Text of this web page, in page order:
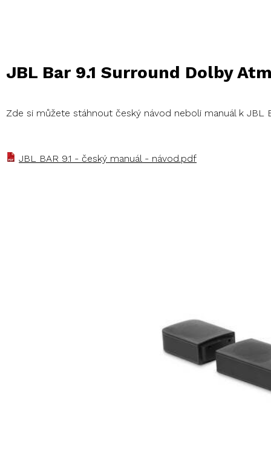
JBL Bar 9.1 Surround Dolby
Zde si můžete stáhnout český návod neboli manuál k JBL
JBL BAR 9.1 - český manuál - návod.pdf